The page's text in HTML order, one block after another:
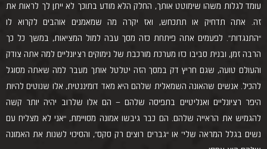
עומד לגלות משהו שימוטט אותך, החלק הלא מודע בתוכך לא ייתן לך לראות את
זה. אתה תדחיק או תתכחש, ואז יקרה מה שמאמנים אוהבים לקרוא לו
“התנגדות”. לפעמים אתה פיתחת כזה מסך עבה למול המציאות, במשך כל כך
הרבה זמן, ובנית סביבו כזו מערכת מורכבת של נימוקים רציונליים למה אתה צודק
והעולם טועה, שגם חריץ דק במסך הזה יטלטל אותך מעבר למה שאתה מסוגל
להכיל. אנשים שהאונה השמאלית שלהם היא מאד דומיננטית, אלו שנוטים להיות
היפר רציונליים ואנליטיים בתפיסה שלהם – הם אלו שלרוב יהיה יותר קשה
להגמיש את הראייה שלהם. הם כבר גיבשו אמונה מסויימת, “אני לא מצליח עם
נשים בגלל המראה שלי” או “גברים רוצים רק סקס”, והסיכוי לשנות את האמונה